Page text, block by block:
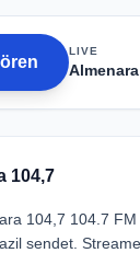
LIVE
104,7
104,7 104.7
sendet.